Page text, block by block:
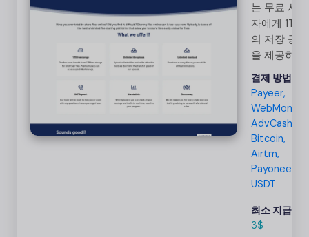
는 무료 사용
자에게 1TB
의 저장 공간
을 제공하고,
프리미엄 사
용자에게는
최대 5TB의
저장 공간을
제공하는 무
료 파일 공유
플랫폼입니
다. 24시간
원, 무제한
업로드 및 다
결제 방법:
Payeer,
WebMoney,
AdvCash,
Bitcoin,
Airtm,
Payoneer,
USDT
최소 지급액:
3$